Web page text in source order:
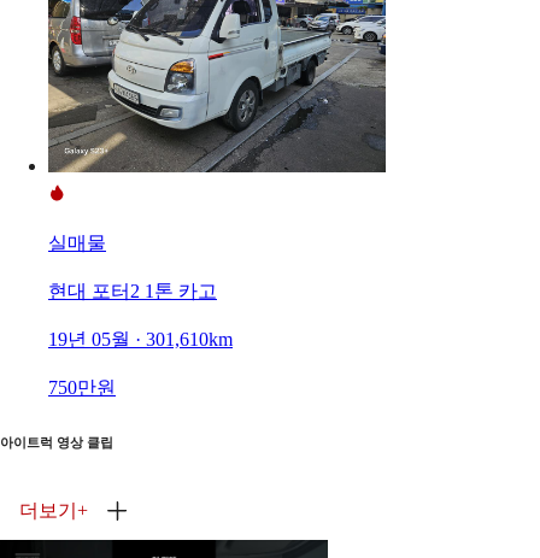
실매물
현대 포터2 1톤 카고
19년 05월 · 301,610km
750만원
아이트럭 영상 클립
더보기 +